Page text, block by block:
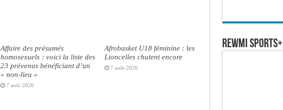
Affaire des présumés
homosexuels : voici la liste des
23 prévenus bénéficiant d’un
« non-lieu »
7 août 2026
Afrobasket U18 féminine : les
Lioncelles chutent encore
7 août 2026
REWMI SPORTS+